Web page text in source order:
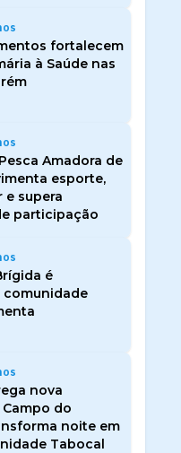
fortalecem
à Saúde nas
Amadora de
esporte,
e supera
participação
é
comunidade
nova
do
noite em
Tabocal